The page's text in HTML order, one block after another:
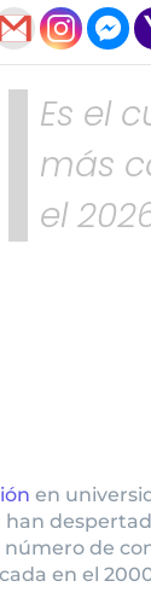
Es el
más
el
en
han
de
en el